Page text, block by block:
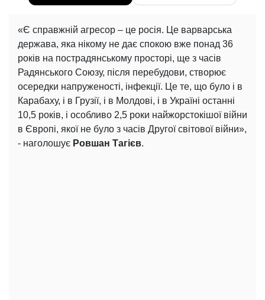
«Є справжній агресор – це росія. Це варварська
держава, яка нікому не дає спокою вже понад 36
років на пострадянському просторі, ще з часів
Радянського Союзу, після перебудови, створює
осередки напруженості, інфекції. Це те, що було і в
Карабаху, і в Грузії, і в Молдові, і в Україні останні
10,5 років, і особливо 2,5 роки найжорстокішої війни
в Європі, якої не було з часів Другої світової війни»,
- наголошує Ровшан Тагієв.